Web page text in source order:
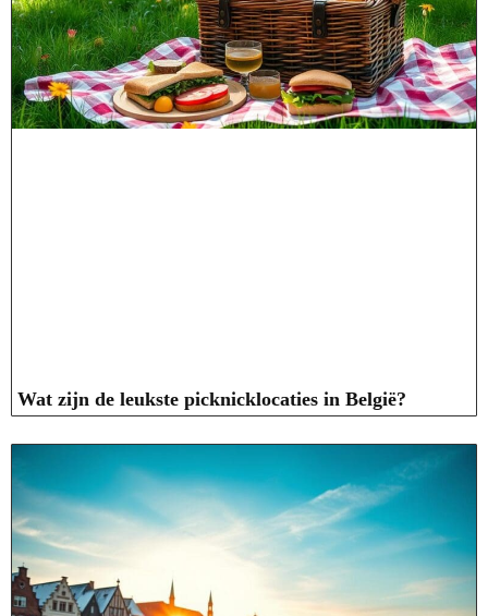
Wat zijn de leukste picknicklocaties in België?